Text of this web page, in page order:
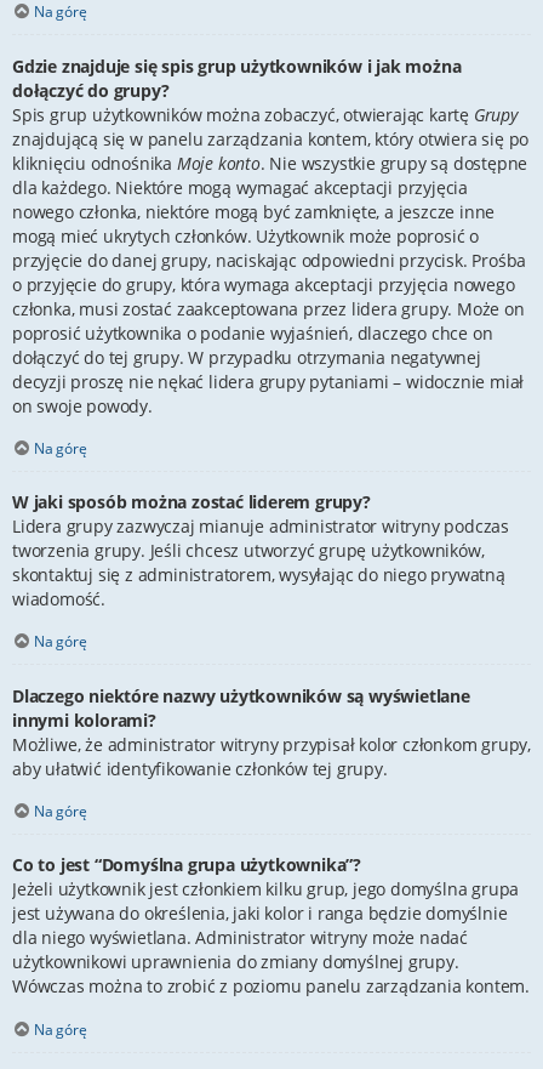
Na górę
Gdzie znajduje się spis grup użytkowników i jak można
dołączyć do grupy?
Spis grup użytkowników można zobaczyć, otwierając kartę Grupy
znajdującą się w panelu zarządzania kontem, który otwiera się po
kliknięciu odnośnika Moje konto. Nie wszystkie grupy są dostępne
dla każdego. Niektóre mogą wymagać akceptacji przyjęcia
nowego członka, niektóre mogą być zamknięte, a jeszcze inne
mogą mieć ukrytych członków. Użytkownik może poprosić o
przyjęcie do danej grupy, naciskając odpowiedni przycisk. Prośba
o przyjęcie do grupy, która wymaga akceptacji przyjęcia nowego
członka, musi zostać zaakceptowana przez lidera grupy. Może on
poprosić użytkownika o podanie wyjaśnień, dlaczego chce on
dołączyć do tej grupy. W przypadku otrzymania negatywnej
decyzji proszę nie nękać lidera grupy pytaniami – widocznie miał
on swoje powody.
Na górę
W jaki sposób można zostać liderem grupy?
Lidera grupy zazwyczaj mianuje administrator witryny podczas
tworzenia grupy. Jeśli chcesz utworzyć grupę użytkowników,
skontaktuj się z administratorem, wysyłając do niego prywatną
wiadomość.
Na górę
Dlaczego niektóre nazwy użytkowników są wyświetlane
innymi kolorami?
Możliwe, że administrator witryny przypisał kolor członkom grupy,
aby ułatwić identyfikowanie członków tej grupy.
Na górę
Co to jest “Domyślna grupa użytkownika”?
Jeżeli użytkownik jest członkiem kilku grup, jego domyślna grupa
jest używana do określenia, jaki kolor i ranga będzie domyślnie
dla niego wyświetlana. Administrator witryny może nadać
użytkownikowi uprawnienia do zmiany domyślnej grupy.
Wówczas można to zrobić z poziomu panelu zarządzania kontem.
Na górę